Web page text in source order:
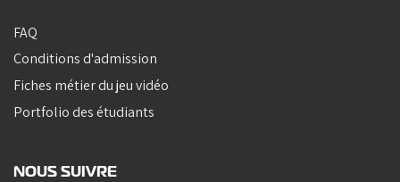
FAQ
Conditions d'admission
Fiches métier du jeu vidéo
Portfolio des étudiants
NOUS SUIVRE